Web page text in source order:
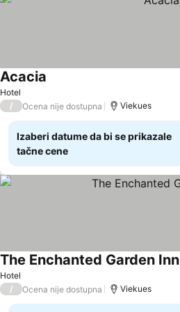
Hotel
Acacia
/ Ocena nije dostupna Viekues
Izaberi datume da bi se prikazale
tačne cene
Hotel
The Enchanted Garden Inn
/ Ocena nije dostupna Viekues